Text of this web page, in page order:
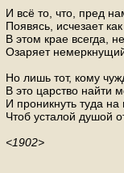
И всё то, что, пред
Появясь, исчезает как
В этом крае всегда,
Озаряет
Но лишь тот, кому
В это царство найти
И проникнуть туда на
Чтоб усталой душой
<1902>